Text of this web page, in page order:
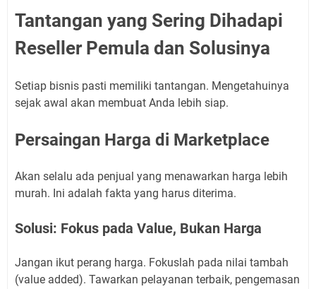
Tantangan yang Sering Dihadapi
Reseller Pemula dan Solusinya
Setiap bisnis pasti memiliki tantangan. Mengetahuinya
sejak awal akan membuat Anda lebih siap.
Persaingan Harga di Marketplace
Akan selalu ada penjual yang menawarkan harga lebih
murah. Ini adalah fakta yang harus diterima.
Solusi: Fokus pada Value, Bukan Harga
Jangan ikut perang harga. Fokuslah pada nilai tambah
(value added). Tawarkan pelayanan terbaik, pengemasan